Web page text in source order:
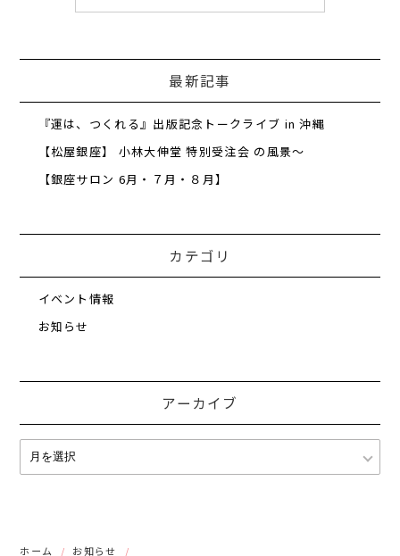
最新記事
『運は、つくれる』出版記念トークライブ in 沖縄
【松屋銀座】 小林大伸堂 特別受注会 の風景～
【銀座サロン 6月・７月・８月】
カテゴリ
イベント情報
お知らせ
アーカイブ
ホーム お知らせ